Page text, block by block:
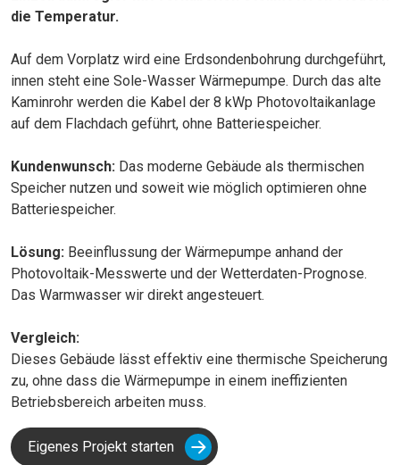
die Temperatur.
Auf dem Vorplatz wird eine Erdsondenbohrung durchgeführt,
innen steht eine Sole-Wasser Wärmepumpe. Durch das alte
Kaminrohr werden die Kabel der 8 kWp Photovoltaikanlage
auf dem Flachdach geführt, ohne Batteriespeicher.
Kundenwunsch: Das moderne Gebäude als thermischen
Speicher nutzen und soweit wie möglich optimieren ohne
Batteriespeicher.
Lösung: Beeinflussung der Wärmepumpe anhand der
Photovoltaik-Messwerte und der Wetterdaten-Prognose.
Das Warmwasser wir direkt angesteuert.
Vergleich:
Dieses Gebäude lässt effektiv eine thermische Speicherung
zu, ohne dass die Wärmepumpe in einem ineffizienten
Betriebsbereich arbeiten muss.
Eigenes Projekt starten